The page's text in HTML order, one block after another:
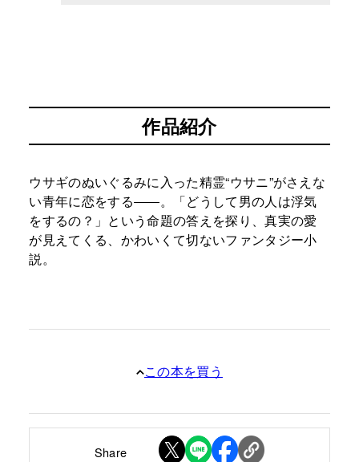
作品紹介
ウサギのぬいぐるみに入った精霊“ウサニ”がさえな
い青年に恋をする――。「どうして男の人は浮気
をするの？」という命題の答えを探り、真実の愛
が見えてくる、かわいくて切ないファンタジー小
説。
この本を買う
Share